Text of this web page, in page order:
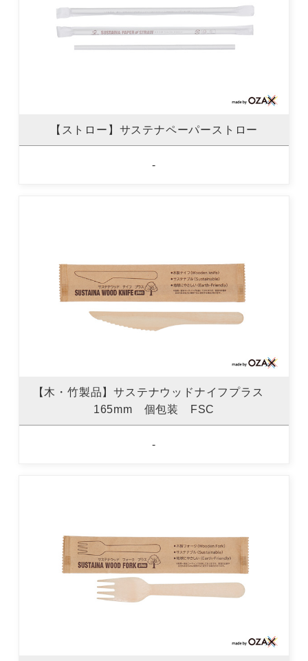
【ストロー】サステナペーパーストロー
-
【木・竹製品】サステナウッドナイフプラス
165mm 個包装 FSC
-